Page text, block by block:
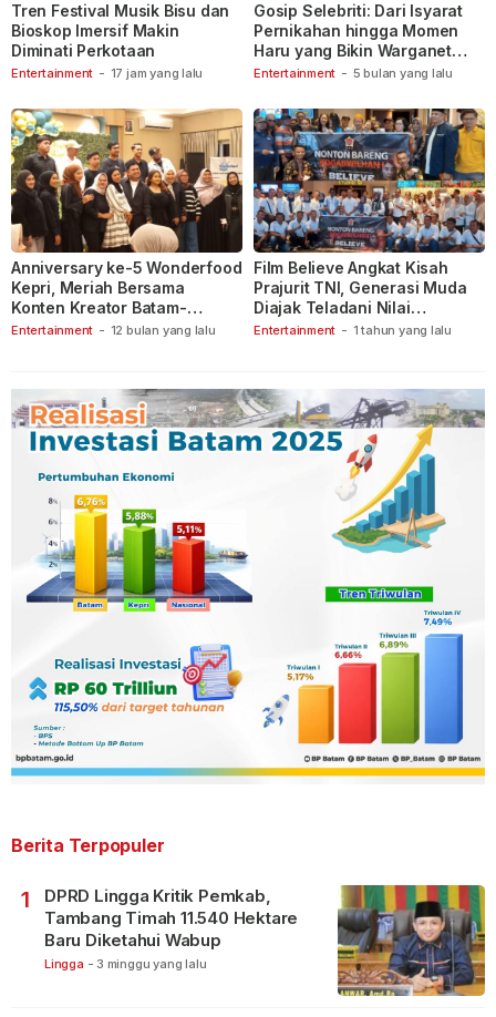
Entertainment - 17 jam yang lalu
Tren Festival Musik Bisu dan
Bioskop Imersif Makin
Diminati Perkotaan
Entertainment - 5 bulan yang lalu
Gosip Selebriti: Dari Isyarat
Pernikahan hingga Momen
Haru yang Bikin Warganet
Berspekulasi
Entertainment - 12 bulan yang lalu
Anniversary ke-5 Wonderfood
Kepri, Meriah Bersama
Konten Kreator Batam-
Tanjungpinang
Entertainment - 1 tahun yang lalu
Film Believe Angkat Kisah
Prajurit TNI, Generasi Muda
Diajak Teladani Nilai
Keberanian
Berita Terpopuler
1
DPRD Lingga Kritik Pemkab,
Tambang Timah 11.540 Hektare
Baru Diketahui Wabup
Lingga - 3 minggu yang lalu